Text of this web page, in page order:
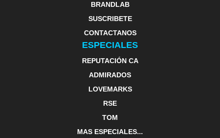
BRANDLAB
SUSCRIBETE
CONTACTANOS
ESPECIALES
REPUTACIÓN CA
ADMIRADOS
LOVEMARKS
RSE
TOM
MAS ESPECIALES...